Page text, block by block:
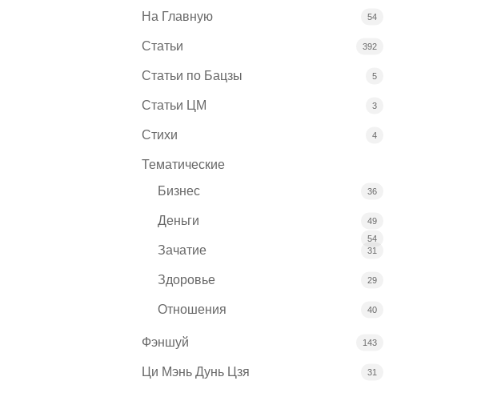
На Главную 54
Статьи 392
Статьи по Бацзы 5
Статьи ЦМ 3
Стихи 4
Тематические
54
Бизнес 36
Деньги 49
Зачатие 31
Здоровье 29
Отношения 40
Фэншуй 143
Ци Мэнь Дунь Цзя 31